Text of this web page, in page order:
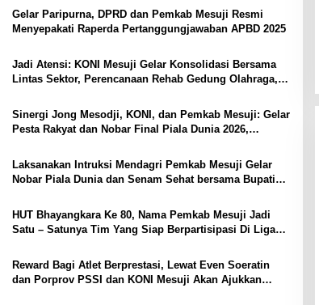
Gelar Paripurna, DPRD dan Pemkab Mesuji Resmi
Menyepakati Raperda Pertanggungjawaban APBD 2025
Jadi Atensi: KONI Mesuji Gelar Konsolidasi Bersama
Lintas Sektor, Perencanaan Rehab Gedung Olahraga,
Sinergi Jong Mesodji, KONI, dan Pemkab Mesuji: Gelar
Pesta Rakyat dan Nobar Final Piala Dunia 2026,
Laksanakan Intruksi Mendagri Pemkab Mesuji Gelar
Nobar Piala Dunia dan Senam Sehat bersama Bupati
HUT Bhayangkara Ke 80, Nama Pemkab Mesuji Jadi
Satu – Satunya Tim Yang Siap Berpartisipasi Di Liga
Pemainnya :
Reward Bagi Atlet Berprestasi, Lewat Even Soeratin
dan Porprov PSSI dan KONI Mesuji Akan Ajukkan